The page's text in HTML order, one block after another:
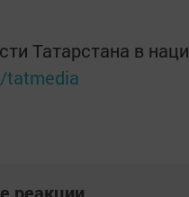
Татарстана в
tatmedia